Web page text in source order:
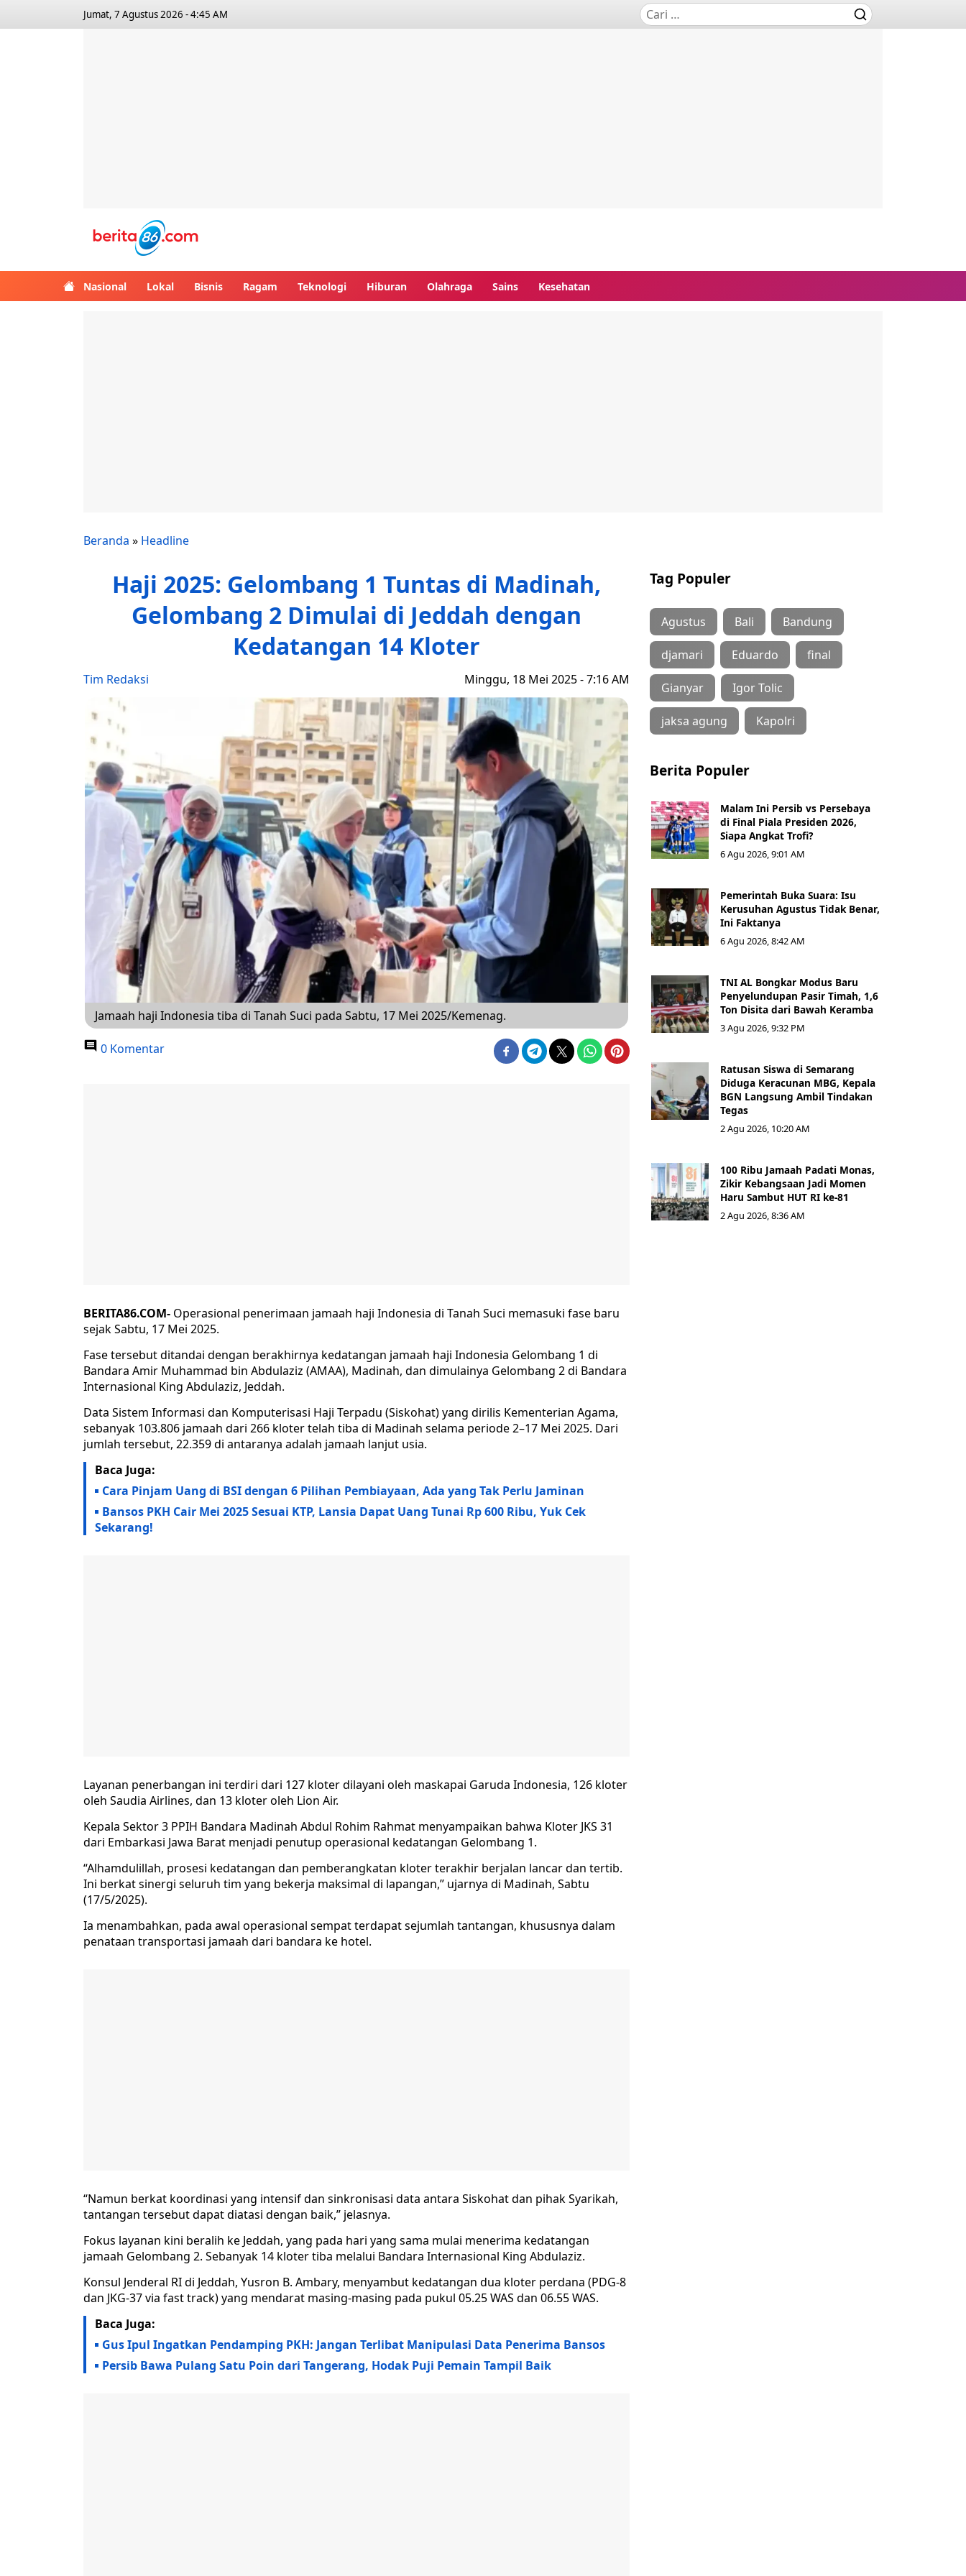
Jumat, 7 Agustus 2026 - 4:45 AM
Nasional Lokal Bisnis Ragam Teknologi Hiburan Olahraga Sains Kesehatan
Beranda » Headline
Haji 2025: Gelombang 1 Tuntas di Madinah,
Gelombang 2 Dimulai di Jeddah dengan
Kedatangan 14 Kloter
Tim Redaksi Minggu, 18 Mei 2025 - 7:16 AM
Jamaah haji Indonesia tiba di Tanah Suci pada Sabtu, 17 Mei 2025/Kemenag.
0 Komentar
BERITA86.COM- Operasional penerimaan jamaah haji Indonesia di Tanah Suci memasuki fase baru
sejak Sabtu, 17 Mei 2025.
Fase tersebut ditandai dengan berakhirnya kedatangan jamaah haji Indonesia Gelombang 1 di
Bandara Amir Muhammad bin Abdulaziz (AMAA), Madinah, dan dimulainya Gelombang 2 di Bandara
Internasional King Abdulaziz, Jeddah.
Data Sistem Informasi dan Komputerisasi Haji Terpadu (Siskohat) yang dirilis Kementerian Agama,
sebanyak 103.806 jamaah dari 266 kloter telah tiba di Madinah selama periode 2–17 Mei 2025. Dari
jumlah tersebut, 22.359 di antaranya adalah jamaah lanjut usia.
Baca Juga:
Cara Pinjam Uang di BSI dengan 6 Pilihan Pembiayaan, Ada yang Tak Perlu Jaminan
Bansos PKH Cair Mei 2025 Sesuai KTP, Lansia Dapat Uang Tunai Rp 600 Ribu, Yuk Cek
Sekarang!
Layanan penerbangan ini terdiri dari 127 kloter dilayani oleh maskapai Garuda Indonesia, 126 kloter
oleh Saudia Airlines, dan 13 kloter oleh Lion Air.
Kepala Sektor 3 PPIH Bandara Madinah Abdul Rohim Rahmat menyampaikan bahwa Kloter JKS 31
dari Embarkasi Jawa Barat menjadi penutup operasional kedatangan Gelombang 1.
“Alhamdulillah, prosesi kedatangan dan pemberangkatan kloter terakhir berjalan lancar dan tertib.
Ini berkat sinergi seluruh tim yang bekerja maksimal di lapangan,” ujarnya di Madinah, Sabtu
(17/5/2025).
Ia menambahkan, pada awal operasional sempat terdapat sejumlah tantangan, khususnya dalam
penataan transportasi jamaah dari bandara ke hotel.
“Namun berkat koordinasi yang intensif dan sinkronisasi data antara Siskohat dan pihak Syarikah,
tantangan tersebut dapat diatasi dengan baik,” jelasnya.
Fokus layanan kini beralih ke Jeddah, yang pada hari yang sama mulai menerima kedatangan
jamaah Gelombang 2. Sebanyak 14 kloter tiba melalui Bandara Internasional King Abdulaziz.
Konsul Jenderal RI di Jeddah, Yusron B. Ambary, menyambut kedatangan dua kloter perdana (PDG-8
dan JKG-37 via fast track) yang mendarat masing-masing pada pukul 05.25 WAS dan 06.55 WAS.
Baca Juga:
Gus Ipul Ingatkan Pendamping PKH: Jangan Terlibat Manipulasi Data Penerima Bansos
Persib Bawa Pulang Satu Poin dari Tangerang, Hodak Puji Pemain Tampil Baik
Tag Populer
Agustus Bali Bandung
djamari Eduardo final
Gianyar Igor Tolic
jaksa agung Kapolri
Berita Populer
Malam Ini Persib vs Persebaya
di Final Piala Presiden 2026,
Siapa Angkat Trofi?
6 Agu 2026, 9:01 AM
Pemerintah Buka Suara: Isu
Kerusuhan Agustus Tidak Benar,
Ini Faktanya
6 Agu 2026, 8:42 AM
TNI AL Bongkar Modus Baru
Penyelundupan Pasir Timah, 1,6
Ton Disita dari Bawah Keramba
3 Agu 2026, 9:32 PM
Ratusan Siswa di Semarang
Diduga Keracunan MBG, Kepala
BGN Langsung Ambil Tindakan
Tegas
2 Agu 2026, 10:20 AM
100 Ribu Jamaah Padati Monas,
Zikir Kebangsaan Jadi Momen
Haru Sambut HUT RI ke-81
2 Agu 2026, 8:36 AM